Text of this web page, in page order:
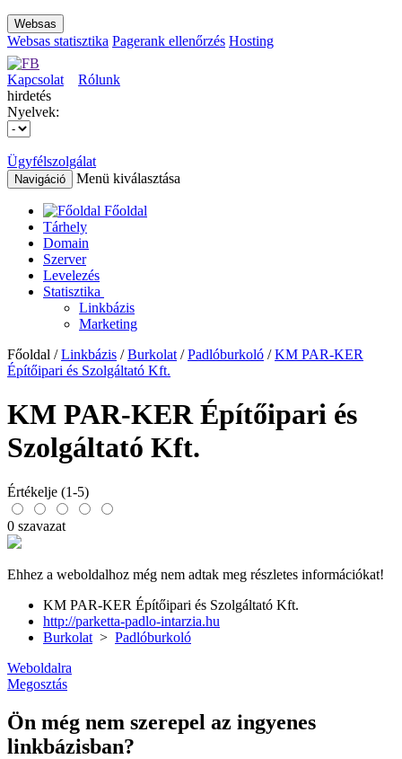
Websas
Websas statisztika Pagerank ellenőrzés Hosting
Kapcsolat
Rólunk
hirdetés
Nyelvek:
Ügyfélszolgálat
Navigáció Menü kiválasztása
Főoldal
Tárhely
Domain
Szerver
Levelezés
Statisztika
Linkbázis
Marketing
Főoldal /Linkbázis /Burkolat /Padlóburkoló /KM PAR-KER
Építőipari és Szolgáltató Kft.
KM PAR-KER Építőipari és
Szolgáltató Kft.
Értékelje (1-5)
0 szavazat
Ehhez a weboldalhoz még nem adtak meg részletes információkat!
KM PAR-KER Építőipari és Szolgáltató Kft.
http://parketta-padlo-intarzia.hu
Burkolat > Padlóburkoló
Weboldalra
Megosztás
Ön még nem szerepel az ingyenes
linkbázisban?